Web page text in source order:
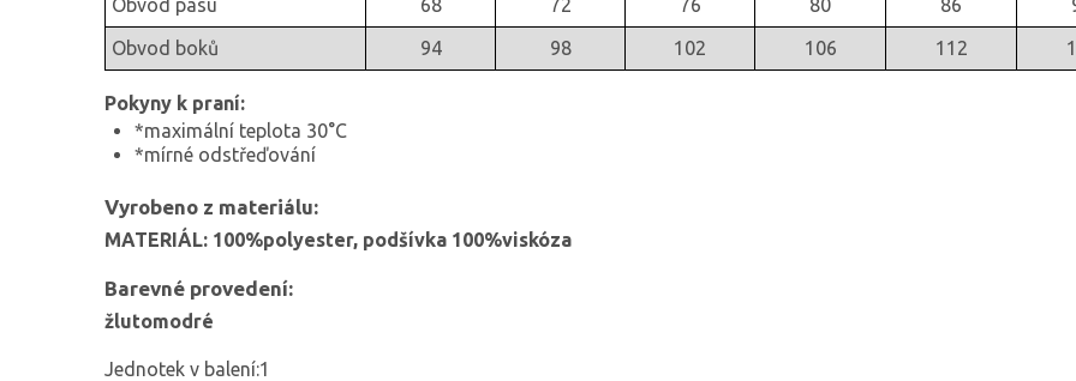
Obvod pasu
68 72 76 80 86
Obvod boků
94 98 102 106 112
Pokyny k praní:
*maximální teplota 30°C
*mírné odstřeďování
Vyrobeno z materiálu:
MATERIÁL: 100%polyester, podšívka 100%viskóza
Barevné provedení:
žlutomodré
Jednotek v balení:1